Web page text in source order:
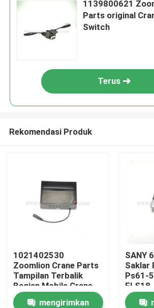
Rumah
1139800621
Parts original
Switch
Terus
Rekomendasi Produk
1021402530
Zoomlion Crane Parts
Tampilan Terbalik
Bagian Mobile Crane
mengirimkan
SANY
Saklar
Ps61-